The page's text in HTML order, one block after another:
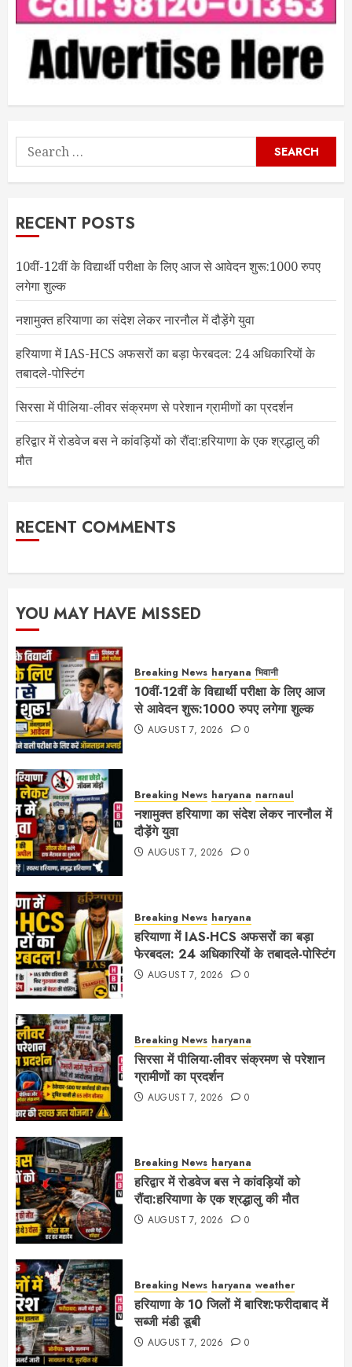
Search
for:
RECENT POSTS
10वीं-12वीं के विद्यार्थी परीक्षा के लिए आज से आवेदन शुरू:1000 रुपए
लगेगा शुल्क
नशामुक्त हरियाणा का संदेश लेकर नारनौल में दौड़ेंगे युवा
हरियाणा में IAS-HCS अफसरों का बड़ा फेरबदल: 24 अधिकारियों के
तबादले-पोस्टिंग
सिरसा में पीलिया-लीवर संक्रमण से परेशान ग्रामीणों का प्रदर्शन
हरिद्वार में रोडवेज बस ने कांवड़ियों को रौंदा:हरियाणा के एक श्रद्धालु की
मौत
RECENT COMMENTS
YOU MAY HAVE MISSED
Breaking News haryana भिवानी
10वीं-12वीं के विद्यार्थी परीक्षा के लिए आज
से आवेदन शुरू:1000 रुपए लगेगा शुल्क
AUGUST 7, 2026 0
Breaking News haryana narnaul
नशामुक्त हरियाणा का संदेश लेकर नारनौल में
दौड़ेंगे युवा
AUGUST 7, 2026 0
Breaking News haryana
हरियाणा में IAS-HCS अफसरों का बड़ा
फेरबदल: 24 अधिकारियों के तबादले-पोस्टिंग
AUGUST 7, 2026 0
Breaking News haryana
सिरसा में पीलिया-लीवर संक्रमण से परेशान
ग्रामीणों का प्रदर्शन
AUGUST 7, 2026 0
Breaking News haryana
हरिद्वार में रोडवेज बस ने कांवड़ियों को
रौंदा:हरियाणा के एक श्रद्धालु की मौत
AUGUST 7, 2026 0
Breaking News haryana weather
हरियाणा के 10 जिलों में बारिश:फरीदाबाद में
सब्जी मंडी डूबी
AUGUST 7, 2026 0